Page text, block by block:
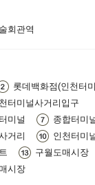
회관역
롯데백화점(인천터
터미널사거리입구
미널
종합터미
거리
인천터미
구월도매시장
시장